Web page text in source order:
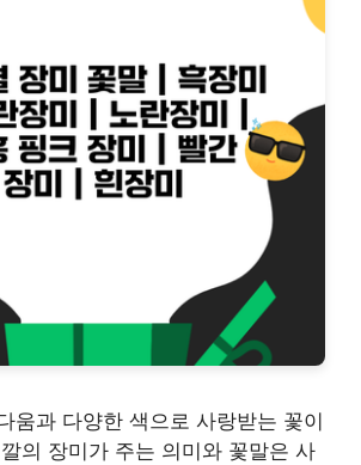
움과 다양한 색으로 사랑받는 꽃이
의 장미가 주는 의미와 꽃말은 사